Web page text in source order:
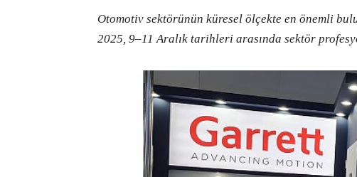
Otomotiv sektörünün küresel ölçekte en önemli
2025, 9–11 Aralık tarihleri arasında sektör